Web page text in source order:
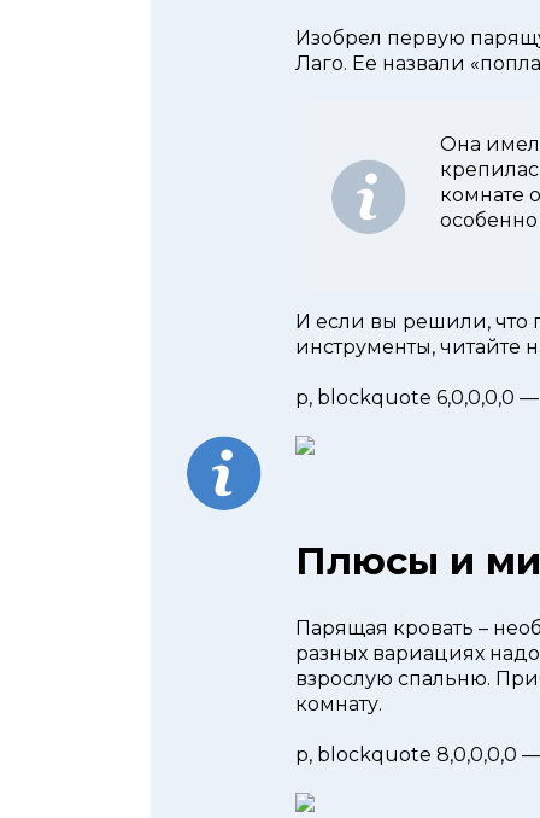
Изобрел первую
Лаго. Ее назвали
Она
комнате
И если вы решили, что
инструменты, читайте
p, blockquote 6,0,0,0,0
Плюсы и
Парящая кровать –
разных вариациях
взрослую спальню.
комнату.
p, blockquote 8,0,0,0,0